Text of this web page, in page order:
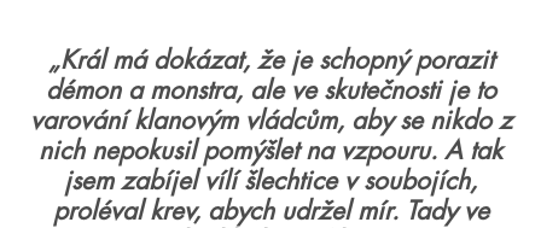
„Král má dokázat, že je schopný porazit
démon a monstra, ale ve skutečnosti je to
varování klanovým vládcům, aby se nikdo z
nich nepokusil pomýšlet na vzpouru. A tak
jsem zabíjel vílí šlechtice v soubojích,
proléval krev, abych udržel mír. Tady ve